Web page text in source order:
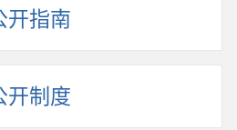
开指南
开制度